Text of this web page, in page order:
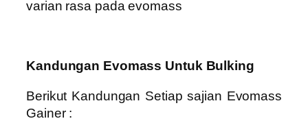
varian rasa pada evomass
Kandungan Evomass Untuk Bulking
Berikut Kandungan Setiap sajian Evomass
Gainer :